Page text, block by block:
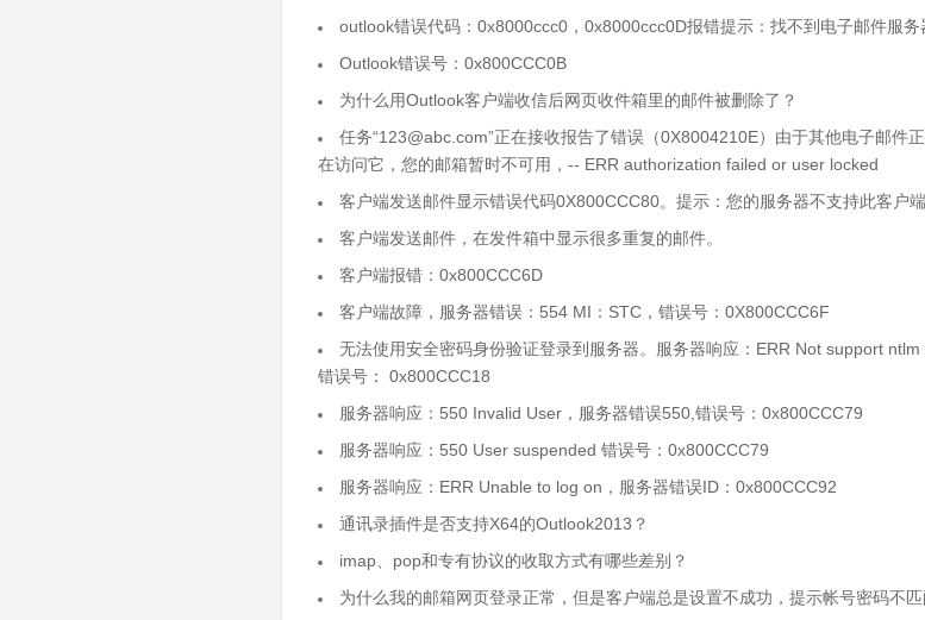
outlook错误代码：0x8000ccc0，0x8000ccc0D报错提示：找不到电子邮件服务
Outlook错误号：0x800CCC0B
为什么用Outlook客户端收信后网页收件箱里的邮件被删除了？
任务“123@abc.com”正在接收报告了错误（0X8004210E）由于其他电子邮件
在访问它，您的邮箱暂时不可用，-- ERR authorization failed or user locked
客户端发送邮件显示错误代码0X800CCC80。提示：您的服务器不支持此客户
客户端发送邮件，在发件箱中显示很多重复的邮件。
客户端报错：0x800CCC6D
客户端故障，服务器错误：554 MI：STC，错误号：0X800CCC6F
无法使用安全密码身份验证登录到服务器。服务器响应：ERR Not support
错误号： 0x800CCC18
服务器响应：550 Invalid User，服务器错误550,错误号：0x800CCC79
服务器响应：550 User suspended 错误号：0x800CCC79
服务器响应：ERR Unable to log on，服务器错误ID：0x800CCC92
通讯录插件是否支持X64的Outlook2013？
imap、pop和专有协议的收取方式有哪些差别？
为什么我的邮箱网页登录正常，但是客户端总是设置不成功，提示帐号密码不匹